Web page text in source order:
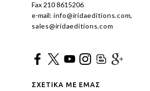
Fax 210 8615206
e-mail: info@iridaeditions.com,
sales@iridaeditions.com
ΣΧΕΤΙΚΑ ΜΕ ΕΜΑΣ